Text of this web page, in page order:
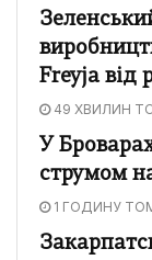
Freyja від
49 ХВИЛИН
У
струмом
1 ГОДИНУ